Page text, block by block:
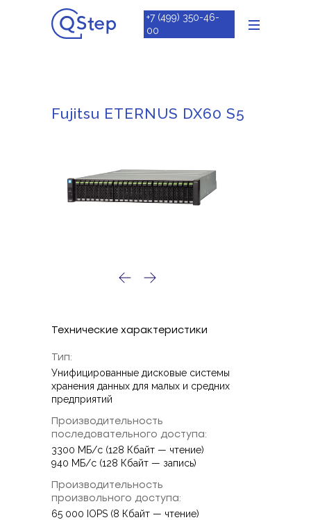
+7 (499) 350-46-
00
Fujitsu ETERNUS DX60 S5
Технические характеристики
Тип:
Унифицированные дисковые системы
хранения данных для малых и средних
предприятий
Производительность
последовательного доступа:
3300 МБ/с (128 Кбайт — чтение)
940 МБ/с (128 Кбайт — запись)
Производительность
произвольного доступа:
65 000 IOPS (8 Кбайт — чтение)